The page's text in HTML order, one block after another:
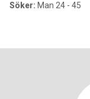
Söker: Man 24 - 45